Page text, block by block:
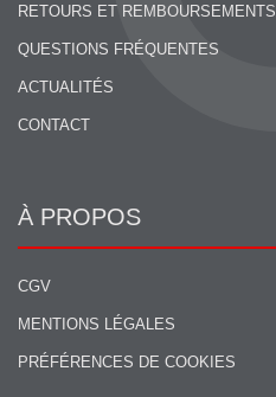
RETOURS ET REMBOURSEMENTS
QUESTIONS FRÉQUENTES
ACTUALITÉS
CONTACT
À PROPOS
CGV
MENTIONS LÉGALES
PRÉFÉRENCES DE COOKIES